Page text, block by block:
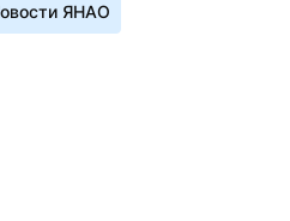
ЯНАО